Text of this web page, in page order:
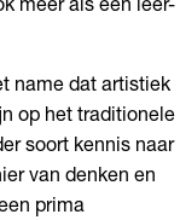
meer als een leer-
name dat artistiek
op het traditionele
soort kennis naar
van denken en
prima